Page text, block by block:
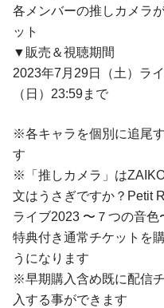
各メンバーの推しカメラ
ット
▼販売＆視聴期間
2023年7⽉29⽇（⼟）ラ
（⽇）23:59まで
※各キャラを個別に追尾
す
※「推しカメラ」は
⽂はうさぎですか？Petit
ライブ2023 〜７つの⾳
特典付き通常チケットを
うになります
※早期購⼊含め既に配信
⼊する事ができます